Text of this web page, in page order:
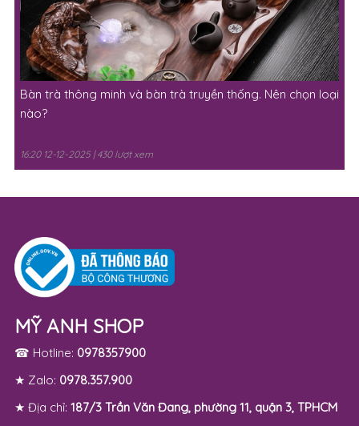
Bàn trà thông minh và bàn trà truyền thống. Nên chọn loại
nào?
16:20 12-12-2025 | 430 lượt xem
MỸ ANH SHOP
☎ Hotline: 0978357900
★ Zalo: 0978.357.900
★ Địa chỉ: 187/3 Trần Văn Đang, phường 11, quận 3, TPHCM